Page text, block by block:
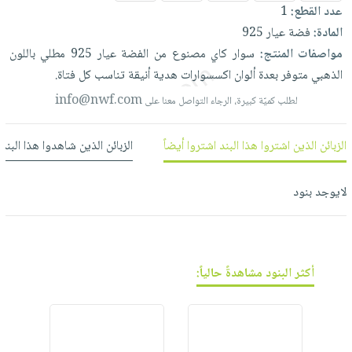
العناية
بالأسنان
الحمية
والتغذية
أدوات
المائدة
الأوعية
والتخزين
الأكثر
مبيعاً
العودة
للمدارس
اكسسوارات
كتب
اكسسوارات
منزلية
اكسسوارات
ملابس
حقائب
حلي
شحن
مجاني
مختارة
كل
الاشتراكات
صندوق
القراءة
iKitab
بحث
متقدم
عن
الشركة
سياسة
حسابك
عدد القطع:1
المادة:فضة عيار 925
مواصفات المنتج: سوار كاي مصنوع من الفضةعيار 925 مطليباللون
الذهبي متوفربعدةألوان اكسسوارات هديةأنيقةتناسبكل فتاة.
لطلب كميّة كبيرة، الرجاء التواصل معنا علىinfo@nwf.com
الزبائن الذين اشتروا هذا البند اشتروا أيضاً الزبائن الذين شاهدوا هذا
لايوجد بنود
أكثر البنود مشاهدةً حالياً: